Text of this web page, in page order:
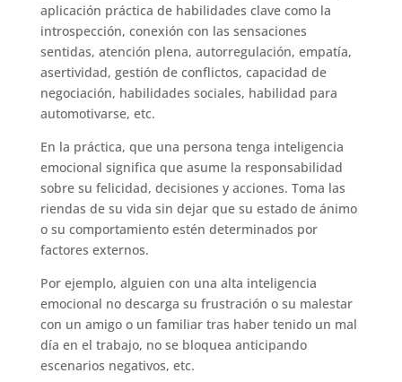
aplicación práctica de habilidades clave como la
introspección, conexión con las sensaciones
sentidas, atención plena, autorregulación, empatía,
asertividad, gestión de conflictos, capacidad de
negociación, habilidades sociales, habilidad para
automotivarse, etc.
En la práctica, que una persona tenga inteligencia
emocional significa que asume la responsabilidad
sobre su felicidad, decisiones y acciones. Toma las
riendas de su vida sin dejar que su estado de ánimo
o su comportamiento estén determinados por
factores externos.
Por ejemplo, alguien con una alta inteligencia
emocional no descarga su frustración o su malestar
con un amigo o un familiar tras haber tenido un mal
día en el trabajo, no se bloquea anticipando
escenarios negativos, etc.